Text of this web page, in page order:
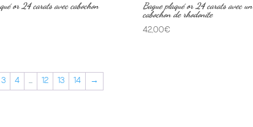
or 24 carats avec cabochon
Bague plaqué or 24 carats avec un
cabochon de rhodonite
42,00€
3 4 … 12 13 14 →